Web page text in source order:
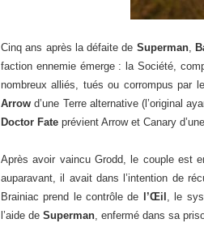
Cinq ans après la défaite de Superman,
faction ennemie émerge : la Société,
nombreux alliés, tués ou corrompus par
Arrow d’une Terre alternative (l’original
Doctor Fate prévient Arrow et Canary
Après avoir vaincu Grodd, le couple est
auparavant, il avait dans l’intention de
Brainiac prend le contrôle de l’Œil , le
l’aide de Superman , enfermé dans sa